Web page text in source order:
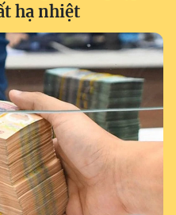
hạ nhiệt